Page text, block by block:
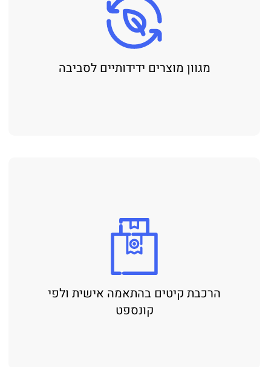
מגוון מוצרים ידידותיים לסביבה
הרכבת קיטים בהתאמה אישית ולפי
קונספט